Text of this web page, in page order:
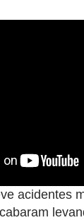
acidentes